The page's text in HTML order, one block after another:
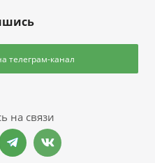
телеграм-канал
на связи